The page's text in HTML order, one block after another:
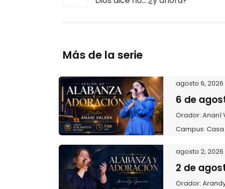
Más de la serie
agosto 6, 2026
6 de
Orador:Ananí
Campus:
agosto 2, 2026
2 de
Orador: